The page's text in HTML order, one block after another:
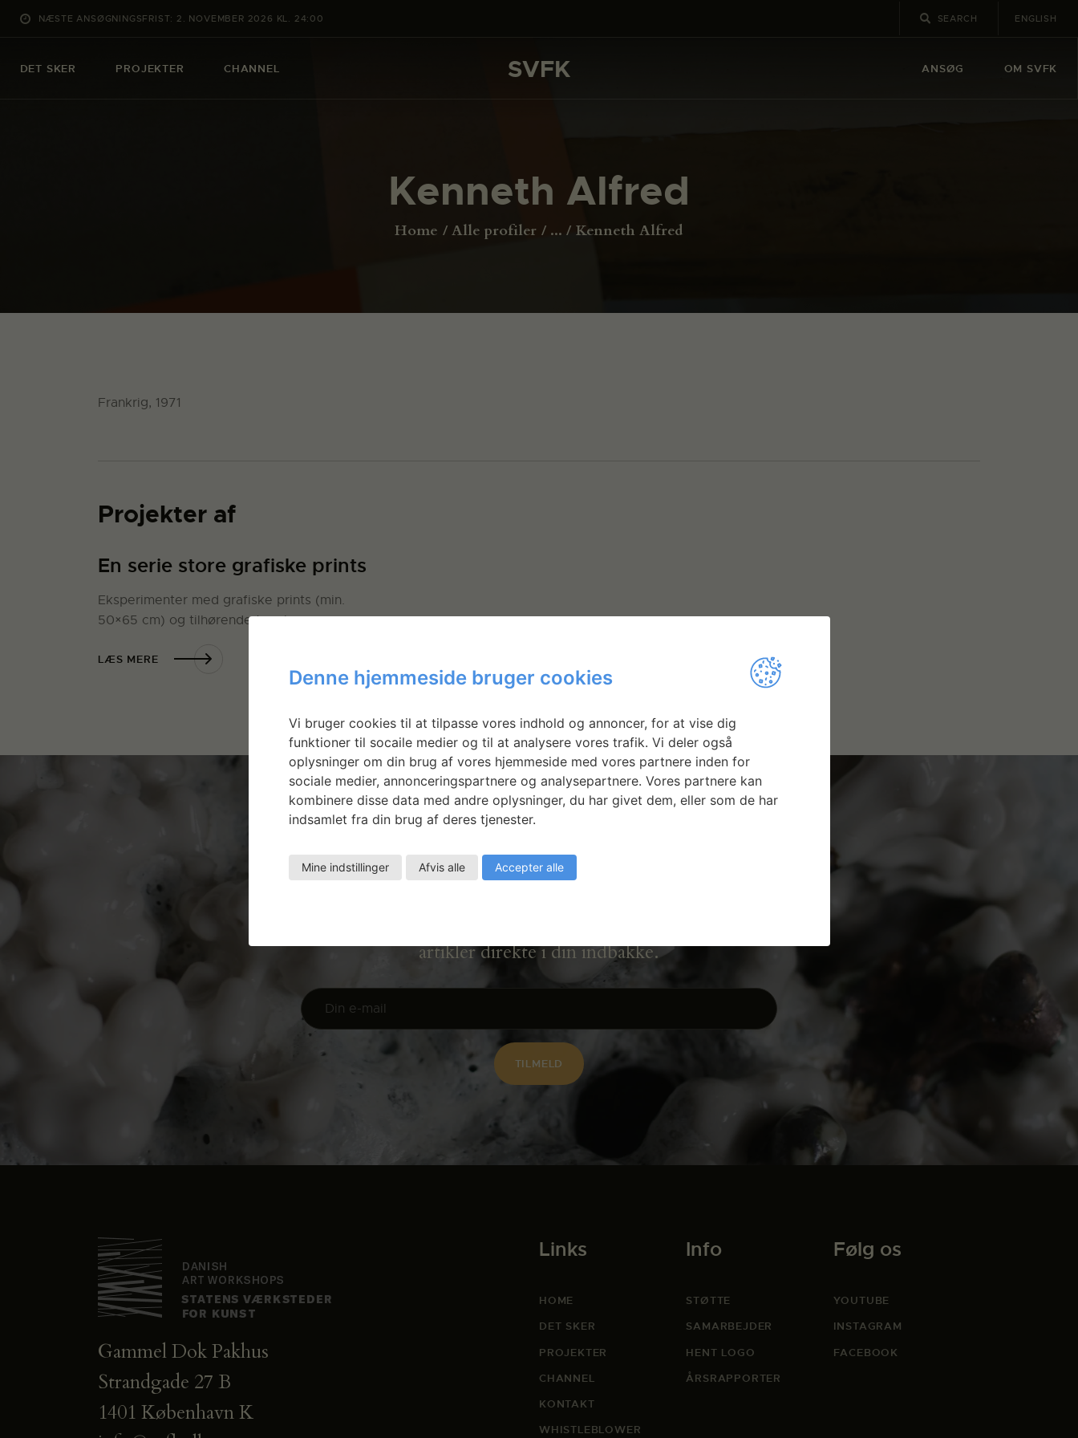
NÆSTE ANSØGNINGSFRIST: 2. NOVEMBER 2026 KL. 24:00 ENGLISH
DET SKER PROJEKTER CHANNEL SVFK ANSØG OM SVFK
Kenneth Alfred
Home Alle profiler ... Kenneth Alfred
SVFK
PROJEKTER
OM SVFK
ENGLISH
Frankrig, 1971
Projekter af
En serie store grafiske prints
Eksperimenter med grafiske prints (min.
50×65 cm) og tilhørende tegninger.
LÆS MERE
Nyhedsbrev
artikler direkte i din indbakke.
Gammel Dok Pakhus
Strandgade 27 B
1401 København K
Links
HOME
DET SKER
PROJEKTER
CHANNEL
KONTAKT
WHISTLEBLOWER
Info
STØTTE
SAMARBEJDER
HENT LOGO
ÅRSRAPPORTER
Følg os
YOUTUBE
INSTAGRAM
FACEBOOK
Denne hjemmeside bruger cookies
Vi bruger cookies til at tilpasse vores indhold og annoncer, for at vise dig
funktioner til socaile medier og til at analysere vores trafik. Vi deler også
oplysninger om din brug af vores hjemmeside med vores partnere inden for
sociale medier, annonceringspartnere og analysepartnere. Vores partnere kan
kombinere disse data med andre oplysninger, du har givet dem, eller som de har
indsamlet fra din brug af deres tjenester.
Mine indstillinger Afvis alle Accepter alle